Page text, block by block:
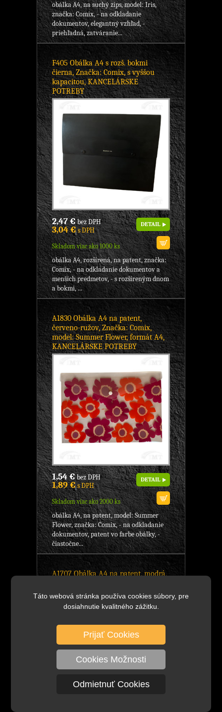
Táto webová stránka používa cookies súbory, pre
dosiahnutie kvalitného zážitku.
Prijať Cookies
Cookies Možnosti
Odmietnuť Cookies
obálka A4, na suchý zips, model: Iris,
značka: Comix, - na odkladanie
dokumentov, elegantný vzhľad, -
priehľadná, zatváranie...
F405 Obálka A4 s rozš. bokmi
čierna, Značka: Comix, s vyššou
kapacitou, KANCELÁRSKE
POTREBY
2,47 €bez DPH
3,04 €s DPH
Skladom viac ako 1000 ks
DETAIL
obálka A4, rozšírená, na patent, značka:
Comix, - na odkladanie dokumentov a
menších predmetov, - s rozšíreným dnom
a bokmi, ...
A1830 Obálka A4 na patent,
červeno-ružov, Značka: Comix,
model: Summer Flower, formát A4,
KANCELÁRSKE POTREBY
1,54 €bez DPH
1,89 €s DPH
Skladom viac ako 2000 ks
DETAIL
obálka A4, na patent, model: Summer
Flower, značka: Comix, - na odkladanie
dokumentov, patent vo farbe obálky, -
čiastočne...
A1707 Obálka A4 na patent, modrá,
formát A4, KANCELÁRSKE
POTREBY